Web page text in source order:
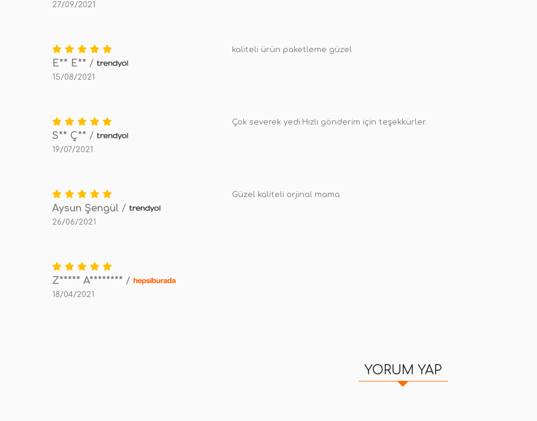
27/09/2021
E** E** /
15/08/2021
kaliteli ürün paketleme güzel
S** Ç** /
19/07/2021
Çok severek yedi.Hızlı gönderim için teşekkürler.
Aysun Şengül /
26/06/2021
Güzel kaliteli orjinal mama
Z***** A******** /
18/04/2021
YORUM YAP